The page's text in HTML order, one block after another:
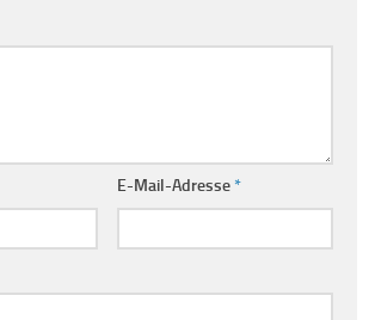
E-Mail-Adresse*